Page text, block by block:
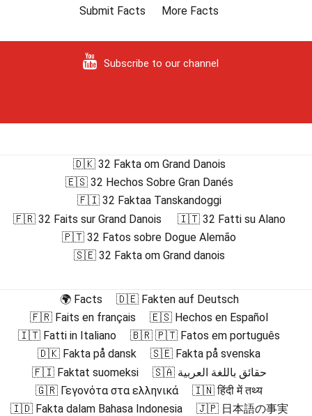
Submit Facts
More Facts
Subscribe to our channel
🇩🇰 32 Fakta om Grand Danois
🇪🇸 32 Hechos Sobre Gran Danés
🇫🇮 32 Faktaa Tanskandoggi
🇫🇷 32 Faits sur Grand Danois
🇮🇹 32 Fatti su Alano
🇵🇹 32 Fatos sobre Dogue Alemão
🇸🇪 32 Fakta om Grand danois
🌍 Facts
🇩🇪 Fakten auf Deutsch
🇫🇷 Faits en français
🇪🇸 Hechos en Español
🇮🇹 Fatti in Italiano
🇧🇷 🇵🇹 Fatos em português
🇩🇰 Fakta på dansk
🇸🇪 Fakta på svenska
🇫🇮 Faktat suomeksi
🇸🇦 حقائق باللغة العربية
🇬🇷 Γεγονότα στα ελληνικά
🇮🇳 हिंदी में तथ्य
🇮🇩 Fakta dalam Bahasa Indonesia
🇯🇵 日本語の事実